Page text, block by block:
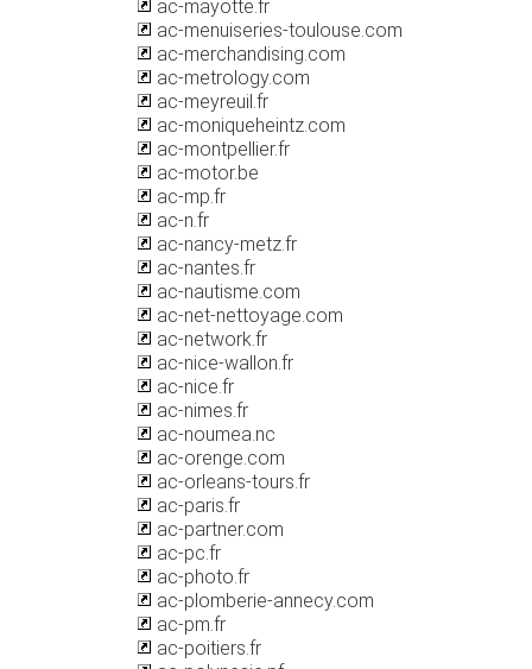
ac-mayotte.fr
ac-menuiseries-toulouse.com
ac-merchandising.com
ac-metrology.com
ac-meyreuil.fr
ac-moniqueheintz.com
ac-montpellier.fr
ac-motor.be
ac-mp.fr
ac-n.fr
ac-nancy-metz.fr
ac-nantes.fr
ac-nautisme.com
ac-net-nettoyage.com
ac-network.fr
ac-nice-wallon.fr
ac-nice.fr
ac-nimes.fr
ac-noumea.nc
ac-orenge.com
ac-orleans-tours.fr
ac-paris.fr
ac-partner.com
ac-pc.fr
ac-photo.fr
ac-plomberie-annecy.com
ac-pm.fr
ac-poitiers.fr